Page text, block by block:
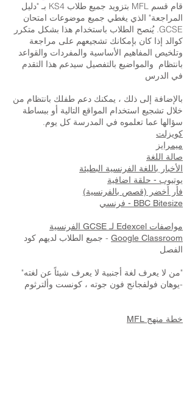
قام قسم MFL بتزويد جميع طلاب KS4 بـ "دليل
المراجعة" الذي يغطي جميع موضوعات امتحان
GCSE. يُنصح الطلاب باستخدام هذا بشكل متكرر
كوالد إذا كان بإمكانك تشجيعهم على مراجعة
وتلخيص المفاهيم الأساسية والمفردات والقواعد
بانتظام والمواضيع بالتفصيل سيدعم هذا التقدم
في الدرس
بالإضافة إلى ذلك ، يمكنك دعم طفلك بانتظام من
خلال تشجيع استخدام المواقع التالية أو ببساطة
سؤالها عما تعلموه في المدرسة كل يوم.
كويزلت
ميمرايز
صالة اللغة
الأخبار باللغة الفرنسية البطيئة
يوتيوب - حلقة اضافية
فأر أخضر (قصص بالفرنسية)
BBC Bitesize - فرنسي
مواصفات Edexcel لـ GCSE الفرنسية
Google Classroom - جميع الطلاب لديهم كود
الفصل
"من لا يعرف لغة أجنبية لا يعرف شيئاً عن لغته"
-يوهان فولفجانج فون جوته ، كونست وألترثوم
خطة منهج MFL